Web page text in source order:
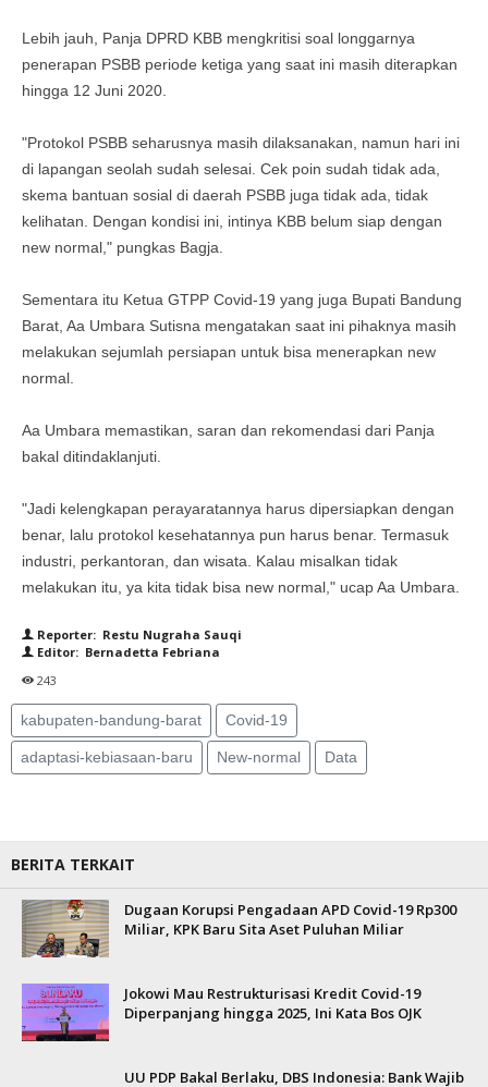
Lebih jauh, Panja DPRD KBB mengkritisi soal longgarnya
penerapan PSBB periode ketiga yang saat ini masih diterapkan
hingga 12 Juni 2020.
"Protokol PSBB seharusnya masih dilaksanakan, namun hari ini
di lapangan seolah sudah selesai. Cek poin sudah tidak ada,
skema bantuan sosial di daerah PSBB juga tidak ada, tidak
kelihatan. Dengan kondisi ini, intinya KBB belum siap dengan
new normal," pungkas Bagja.
Sementara itu Ketua GTPP Covid-19 yang juga Bupati Bandung
Barat, Aa Umbara Sutisna mengatakan saat ini pihaknya masih
melakukan sejumlah persiapan untuk bisa menerapkan new
normal.
Aa Umbara memastikan, saran dan rekomendasi dari Panja
bakal ditindaklanjuti.
"Jadi kelengkapan perayaratannya harus dipersiapkan dengan
benar, lalu protokol kesehatannya pun harus benar. Termasuk
industri, perkantoran, dan wisata. Kalau misalkan tidak
melakukan itu, ya kita tidak bisa new normal," ucap Aa Umbara.
Reporter: Restu Nugraha Sauqi
Editor: Bernadetta Febriana
243
kabupaten-bandung-barat Covid-19
adaptasi-kebiasaan-baru New-normal Data
BERITA TERKAIT
Dugaan Korupsi Pengadaan APD Covid-19 Rp300
Miliar, KPK Baru Sita Aset Puluhan Miliar
Jokowi Mau Restrukturisasi Kredit Covid-19
Diperpanjang hingga 2025, Ini Kata Bos OJK
UU PDP Bakal Berlaku, DBS Indonesia: Bank Wajib